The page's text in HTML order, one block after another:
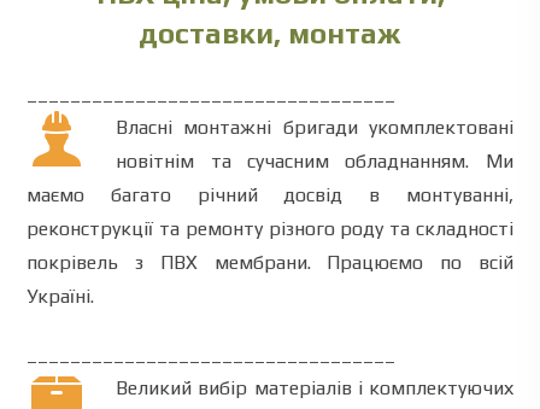
доставки, монтаж
Власні монтажні бригади укомплектовані
новітнім та сучасним обладнанням. Ми
маємо багато річний досвід в монтуванні,
реконструкції та ремонту різного роду та складності
покрівель з ПВХ мембрани. Працюємо по всій
Україні.
Великий вибір матеріалів і комплектуючих